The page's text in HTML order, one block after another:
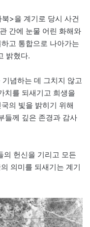
>을 계기로 당시 사건
간에 눈물 어린 화해와
고 통합으로 나아가는
밝혔다.
념하는 데 그치지 않고
치를 되새기고 희생을
의 빛을 밝히기 위해
들께 깊은 존경과 감사
의 헌신을 기리고 모든
의미를 되새기는 계기